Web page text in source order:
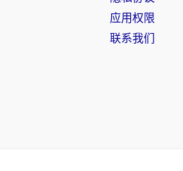
应用权限
联系我们